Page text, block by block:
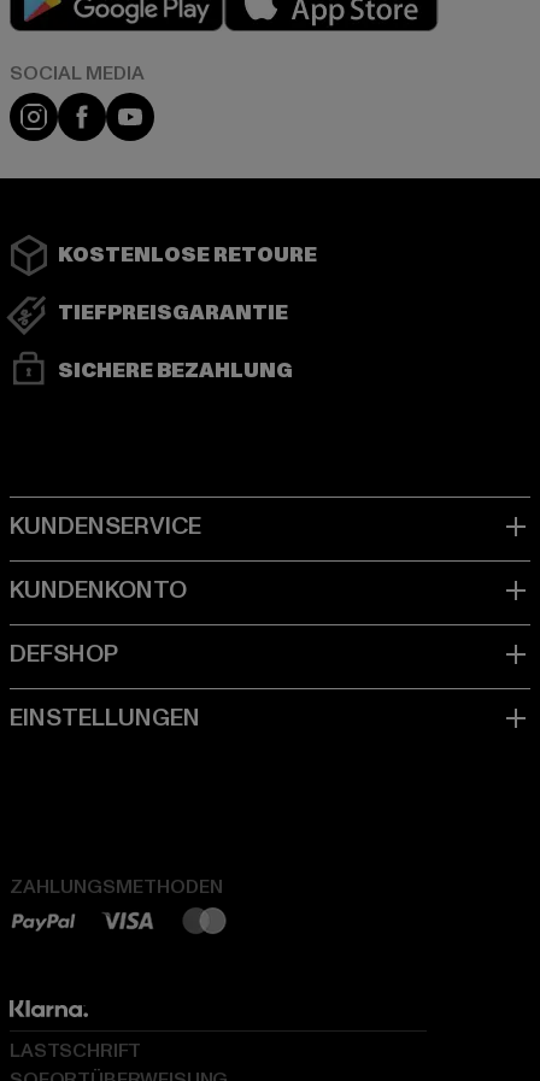
Instagram
FacebookYouTube
KOSTENLOSE RETOURE
TIEFPREISGARANTIE
SICHERE BEZAHLUNG
ZAHLUNGSMETHODEN
LASTSCHRIFT